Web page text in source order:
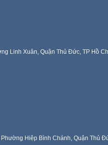
Linh Xuân, Quận Thủ Đức, TP Hồ
Hiệp Bình Chánh, Quận Thủ